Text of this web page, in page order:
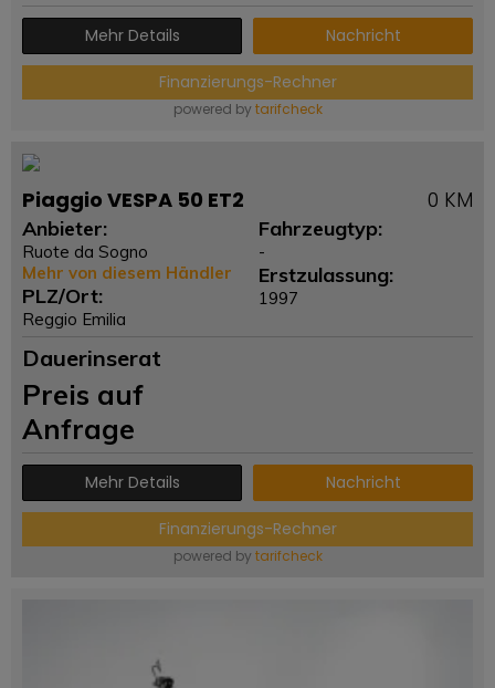
Mehr Details Nachricht
Finanzierungs-Rechner
powered by tarifcheck
Piaggio VESPA 50 ET2 0 KM
Anbieter:
Ruote da Sogno
Mehr von diesem Händler
PLZ/Ort:
Reggio Emilia
Fahrzeugtyp:
-
Erstzulassung:
1997
Dauerinserat
Preis auf
Anfrage
Mehr Details Nachricht
Finanzierungs-Rechner
powered by tarifcheck